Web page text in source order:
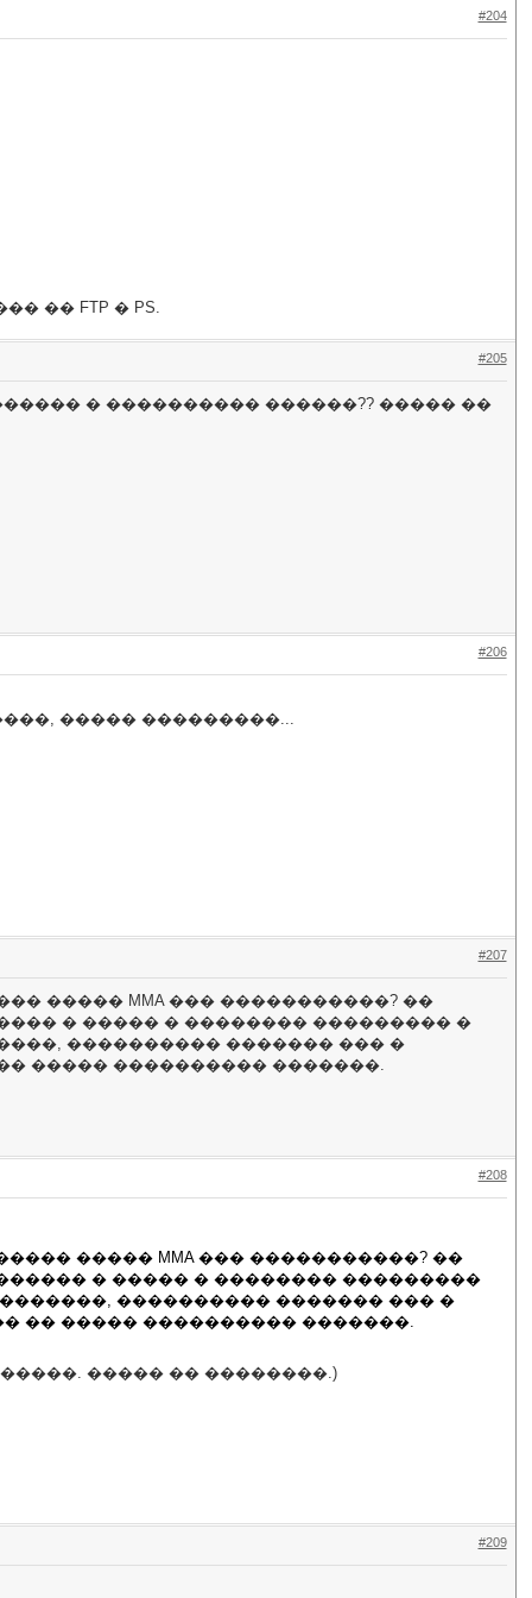
#204
�� FTP � PS.
#205
� ���������� ������?? ����� ��
#206
����� ���������...
#207
����� MMA ��� �����������? ��
� ����� � �������� ��������� �
���������� ������� ��� �
����� ���������� �������.
#208
����� MMA ��� �����������? ��
� ����� � �������� ���������
���������� ������� ��� �
�� ����� ���������� �������.
����� �� ��������.)
#209